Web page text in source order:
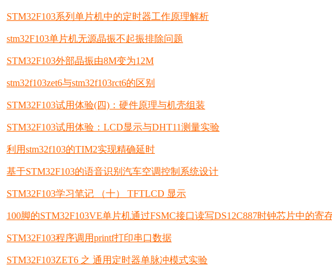
STM32F103系列单片机中的定时器工作原理解析
stm32F103单片机无源晶振不起振排除问题
STM32F103外部晶振由8M变为12M
stm32f103zet6与stm32f103rct6的区别
STM32F103试用体验(四)：硬件原理与机壳组装
STM32F103试用体验：LCD显示与DHT11测量实验
利用stm32f103的TIM2实现精确延时
基于STM32F103的语音识别汽车空调控制系统设计
STM32F103学习笔记 （十） TFTLCD 显示
100脚的STM32F103VE单片机通过FSMC接口读写DS12C887时钟芯片中的寄
STM32F103程序调用printf打印串口数据
STM32F103ZET6 之 通用定时器单脉冲模式实验